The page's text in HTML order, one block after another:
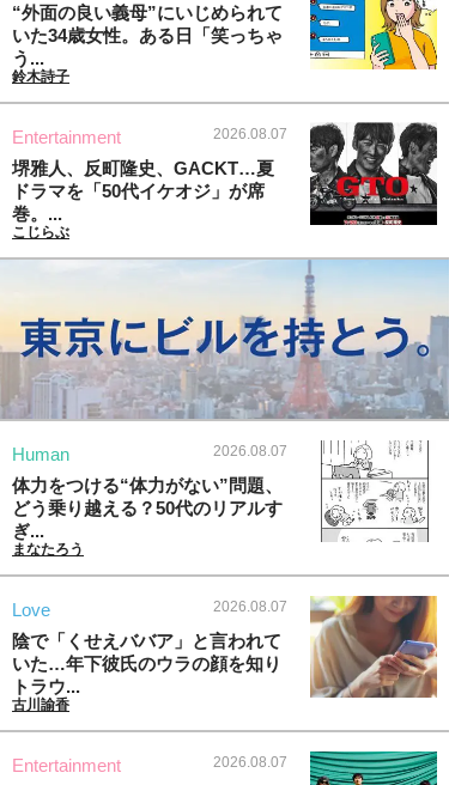
“外面の良い義母”にいじめられて
いた34歳女性。ある日「笑っちゃ
う...
鈴木詩子
Entertainment 2026.08.07
堺雅人、反町隆史、GACKT…夏
ドラマを「50代イケオジ」が席
巻。...
こじらぶ
Human 2026.08.07
体力をつける“体力がない”問題、
どう乗り越える？50代のリアルす
ぎ...
まなたろう
Love 2026.08.07
陰で「くせえババア」と言われて
いた…年下彼氏のウラの顔を知り
トラウ...
古川諭香
Entertainment 2026.08.07